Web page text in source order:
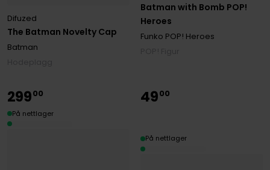
The Batman Novelty Cap
Difuzed
Batman
Batman with Bomb POP!
Heroes
Funko POP! Heroes
29900
På nettlager
4900
På nettlager